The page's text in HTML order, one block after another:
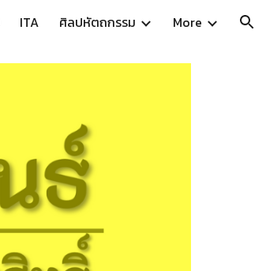
ITA ศิลปหัตถกรรม More